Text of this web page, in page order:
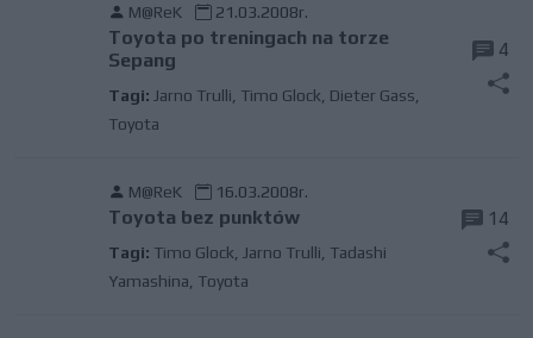
M@ReK 21.03.2008r.
Toyota po treningach na torze
Sepang
Tagi: Jarno Trulli Timo Glock Dieter Gass
Toyota
4
M@ReK 16.03.2008r.
Toyota bez punktów
Tagi: Timo Glock Jarno Trulli Tadashi
Yamashina Toyota
14